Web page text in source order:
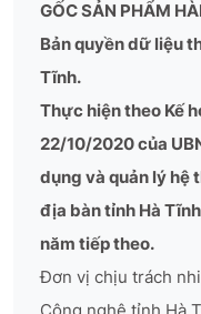
GỐC SẢN PHẨM
Bản quyền dữ liệu
Tĩnh.
Thực hiện theo Kế
22/10/2020 của
dụng và quản lý hệ
địa bàn tỉnh Hà
năm tiếp theo.
Đơn vị chịu trách